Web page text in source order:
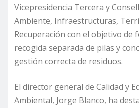
Vicepresidencia Tercera y
Ambiente, Infraestructuras,
Recuperación con el objetivo de
recogida separada de pilas y
gestión correcta de residuos.
El director general de Calidad y
Ambiental, Jorge Blanco, ha